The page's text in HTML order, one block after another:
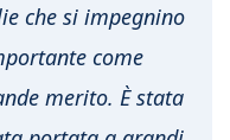
che si impegnino
come
merito. È stata